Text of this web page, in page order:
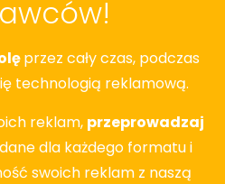
przez cały czas, podczas
technologią reklamową.
reklam, przeprowadzaj
dla każdego formatu i
swoich reklam z naszą